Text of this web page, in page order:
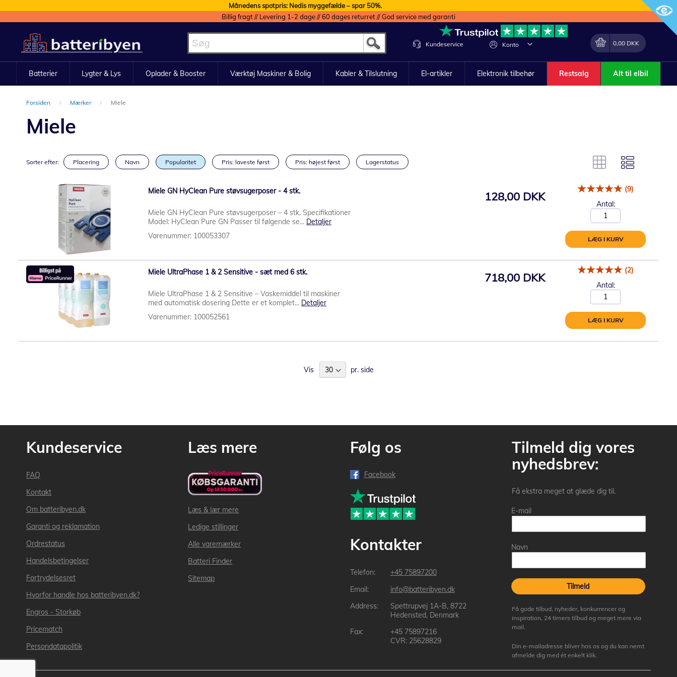
Månedens spotpris: Nedis myggefælde – spar 50%.
Billig fragt // Levering 1-2 dage // 60 dages returret // God service med garanti
to
Content
Konto
Lave
Min indkøbskurv
0,00 DKK
Kundeservice
Batterier Lygter & Lys Oplader & Booster Værktøj Maskiner & Bolig Kabler & Tilslutning El-artikler Elektronik tilbehør Restsalg Alt til elbil
Forsiden Mærker Miele
Miele
Sorter efter: Placering Navn Popularitet Pris: laveste først Pris: højest først Lagerstatus
Miele GN HyClean Pure støvsugerposer - 4 stk.
Miele GN HyClean Pure støvsugerposer – 4 stk. Specifikationer
Model: HyClean Pure GN Passer til følgende se... Detaljer
Varenummer: 100053307
128,00 DKK
(9)
Antal:
LÆG I KURV
Miele UltraPhase 1 & 2 Sensitive - sæt med 6 stk.
Miele UltraPhase 1 & 2 Sensitive – Vaskemiddel til maskiner
med automatisk dosering Dette er et komplet... Detaljer
Varenummer: 100052561
718,00 DKK
(2)
Antal:
LÆG I KURV
Vis pr. side
Kundeservice
FAQ
Kontakt
Om batteribyen.dk
Garanti og reklamation
Ordrestatus
Handelsbetingelser
Fortrydelsesret
Hvorfor handle hos batteribyen.dk?
Engros - Storkøb
Pricematch
Persondatapolitik
Læs mere
Læs & lær mere
Ledige stillinger
Alle varemærker
Batteri Finder
Sitemap
Følg os
Facebook
Kontakter
+45 75897200
info@batteribyen.dk
Spettrupvej 1A-B, 8722
Hedensted, Denmark
+45 75897216
CVR: 25628829
Tilmeld dig vores
nyhedsbrev:
Få ekstra meget at glæde dig til.
E-mail
Navn
Tilmeld
Få gode tilbud, nyheder, konkurrencer og
inspiration, 24 timers tilbud og meget mere via
mail.
Din e-mailadresse bliver hos os og du kan nemt
afmelde dig med ét enkelt klik.